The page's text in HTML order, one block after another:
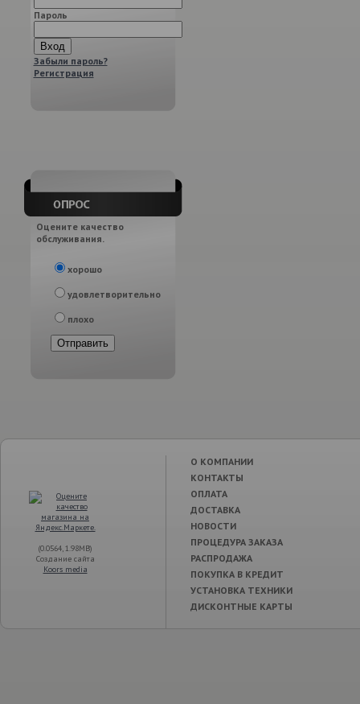
Пароль
Забыли пароль?
Регистрация
Оцените качество
обслуживания.
хорошо
удовлетворительно
плохо
(0.0564, 1.98MB)
Создание сайта
Koors media
О КОМПАНИИ
КОНТАКТЫ
ОПЛАТА
ДОСТАВКА
НОВОСТИ
ПРОЦЕДУРА ЗАКАЗА
РАСПРОДАЖА
ПОКУПКА В КРЕДИТ
УСТАНОВКА ТЕХНИКИ
ДИСКОНТНЫЕ КАРТЫ